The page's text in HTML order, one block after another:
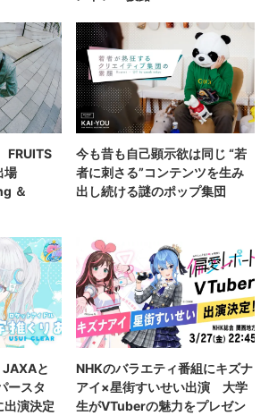
FRUITS
場
＆
今も昔も自己顕示欲は同じ “若
者に刺さる”コンテンツを生み
出し続ける謎のポップ集団
と
ースタ
出演決定
NHKのバラエティ番組にキズナ
アイ×星街すいせい出演 大学
生がVTuberの魅力をプレゼン